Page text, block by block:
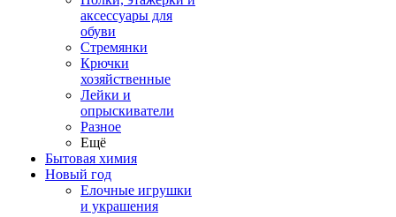
аксессуары для
обуви
Стремянки
Крючки
хозяйственные
Лейки и
опрыскиватели
Разное
Ещё
Бытовая химия
Новый год
Елочные игрушки
и украшения